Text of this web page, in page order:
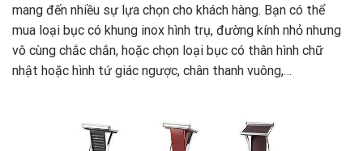
mang đến nhiều sự lựa chọn cho khách hàng. Bạn có thể
mua loại bục có khung inox hình trụ, đường kính nhỏ nhưng
vô cùng chắc chắn, hoặc chọn loại bục có thân hình chữ
nhật hoặc hình tứ giác ngược, chân thanh vuông,…